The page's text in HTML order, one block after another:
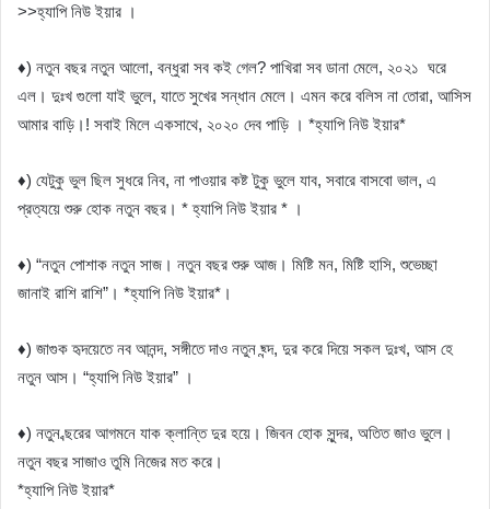
>>হ্যাপি নিউ ইয়ার ।
♦) নতুন বছর নতুন আলো, বন্ধুরা সব কই গেল? পাখিরা সব ডানা মেলে, ২০২১ ঘরে
এল। দুঃখ গুলো যাই ভুলে, যাতে সুখের সন্ধান মেলে। এমন করে বলিস না তোরা, আসিস
আমার বাড়ি।! সবাই মিলে একসাথে, ২০২০ দেব পাড়ি । *হ্যাপি নিউ ইয়ার*
♦) যেটুকু ভুল ছিল সুধরে নিব, না পাওয়ার কষ্ট টুকু ভুলে যাব, সবারে বাসবো ভাল, এ
প্রত্যয়ে শুরু হোক নতুন বছর। * হ্যাপি নিউ ইয়ার * ।
♦) “নতুন পোশাক নতুন সাজ। নতুন বছর শুরু আজ। মিষ্টি মন, মিষ্টি হাসি, শুভেচ্ছা
জানাই রাশি রাশি”। *হ্যাপি নিউ ইয়ার*।
♦) জাগুক হৃদয়েতে নব আনন্দ, সঙ্গীতে দাও নতুন ছ্ন্দ, দুর করে দিয়ে সকল দুঃখ, আস হে
নতুন আস। “হ্যাপি নিউ ইয়ার” ।
♦) নতুন ব্ছরের আগমনে যাক ক্লান্তি দুর হয়ে। জিবন হোক সুন্দর, অতিত জাও ভুলে।
নতুন বছর সাজাও তুমি নিজের মত করে।
*হ্যাপি নিউ ইয়ার*